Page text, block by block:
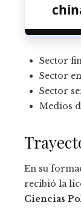
Sector
Sector
Sector
Medios
En su
recibió la
Ciencias